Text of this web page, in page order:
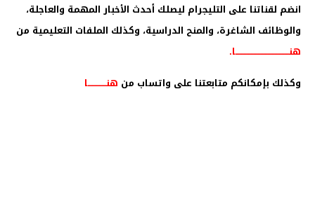
انضم لقناتنا على التليجرام ليصلك أحدث الأخبار المهمة والعاجلة،
والوظائف الشاغرة، والمنح الدراسية، وكذلك الملفات التعليمية من
هنــــــــــــــــــــــــــــــــــــــا.
وكذلك بإمكانكم متابعتنا على واتساب من هنـــــــــــــا